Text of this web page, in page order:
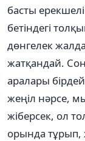
басты
бетіндегі
дөнгелек
жатқандай.
аралары
жеңіл нәрсе,
жіберсек, ол
орында тұрып,